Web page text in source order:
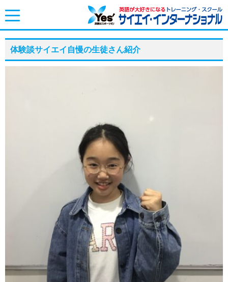
toggle
体験談サイエイ自慢の生徒さん紹介